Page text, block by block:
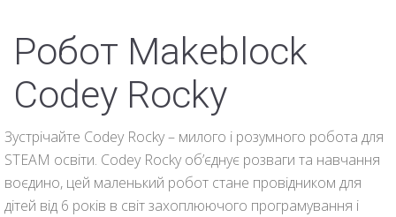
Робот Makeblock
Codey Rocky
Зустрічайте Codey Rocky – милого і розумного робота для
STEAM освіти. Codey Rocky об’єднує розваги та навчання
воєдино, цей маленький робот стане провідником для
дітей від 6 років в світ захоплюючого програмування і